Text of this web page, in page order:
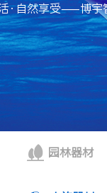
·自然享受——博宇
园林器材